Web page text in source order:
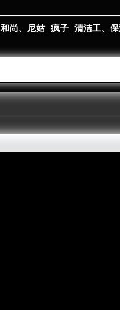
和尚、尼姑 疯子 清洁工、